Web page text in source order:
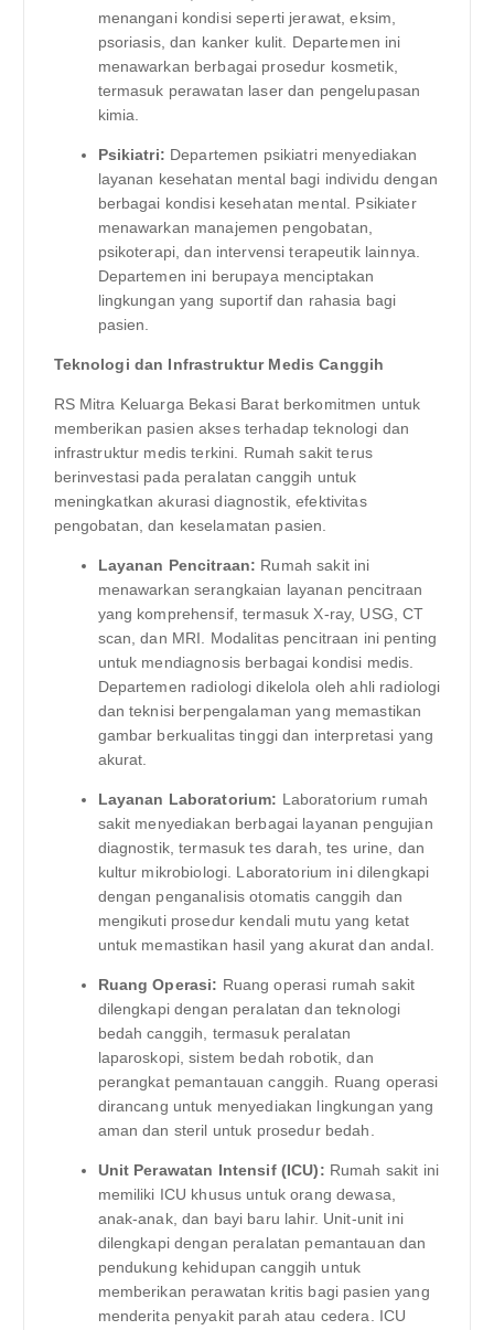
menangani kondisi seperti jerawat, eksim,
psoriasis, dan kanker kulit. Departemen ini
menawarkan berbagai prosedur kosmetik,
termasuk perawatan laser dan pengelupasan
kimia.
Psikiatri: Departemen psikiatri menyediakan
layanan kesehatan mental bagi individu dengan
berbagai kondisi kesehatan mental. Psikiater
menawarkan manajemen pengobatan,
psikoterapi, dan intervensi terapeutik lainnya.
Departemen ini berupaya menciptakan
lingkungan yang suportif dan rahasia bagi
pasien.
Teknologi dan Infrastruktur Medis Canggih
RS Mitra Keluarga Bekasi Barat berkomitmen untuk
memberikan pasien akses terhadap teknologi dan
infrastruktur medis terkini. Rumah sakit terus
berinvestasi pada peralatan canggih untuk
meningkatkan akurasi diagnostik, efektivitas
pengobatan, dan keselamatan pasien.
Layanan Pencitraan: Rumah sakit ini
menawarkan serangkaian layanan pencitraan
yang komprehensif, termasuk X-ray, USG, CT
scan, dan MRI. Modalitas pencitraan ini penting
untuk mendiagnosis berbagai kondisi medis.
Departemen radiologi dikelola oleh ahli radiologi
dan teknisi berpengalaman yang memastikan
gambar berkualitas tinggi dan interpretasi yang
akurat.
Layanan Laboratorium: Laboratorium rumah
sakit menyediakan berbagai layanan pengujian
diagnostik, termasuk tes darah, tes urine, dan
kultur mikrobiologi. Laboratorium ini dilengkapi
dengan penganalisis otomatis canggih dan
mengikuti prosedur kendali mutu yang ketat
untuk memastikan hasil yang akurat dan andal.
Ruang Operasi: Ruang operasi rumah sakit
dilengkapi dengan peralatan dan teknologi
bedah canggih, termasuk peralatan
laparoskopi, sistem bedah robotik, dan
perangkat pemantauan canggih. Ruang operasi
dirancang untuk menyediakan lingkungan yang
aman dan steril untuk prosedur bedah.
Unit Perawatan Intensif (ICU): Rumah sakit ini
memiliki ICU khusus untuk orang dewasa,
anak-anak, dan bayi baru lahir. Unit-unit ini
dilengkapi dengan peralatan pemantauan dan
pendukung kehidupan canggih untuk
memberikan perawatan kritis bagi pasien yang
menderita penyakit parah atau cedera. ICU